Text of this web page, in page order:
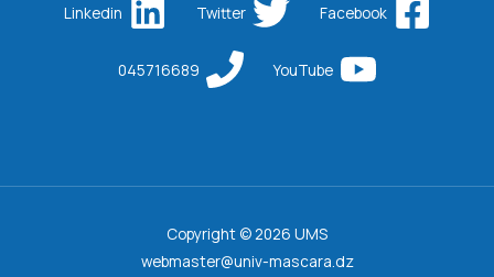
Facebook
Twitter
Linkedin
YouTube
045716689
Copyright © 2026 UMS
webmaster@univ-mascara.dz